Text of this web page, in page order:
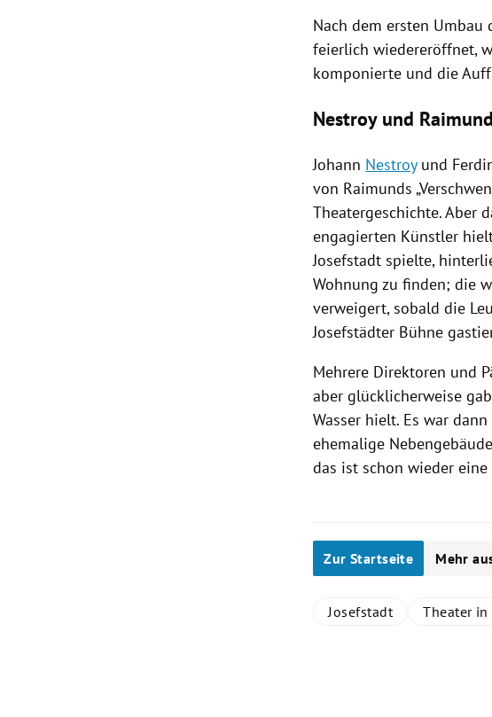
Nach dem ersten
feierlich wiedereröffnet,
komponierte und die
Nestroy und Raimund
Johann Nestroyund
von Raimunds
Theatergeschichte. Aber
engagierten Künstler
Josefstadt spielte,
Wohnung zu finden; die
verweigert, sobald die
Josefstädter Bühne
Mehrere Direktoren und
aber glücklicherweise
Wasser hielt. Es war dann
ehemalige
das ist schon wieder eine
Zur Startseite Mehr
Josefstadt Theater in